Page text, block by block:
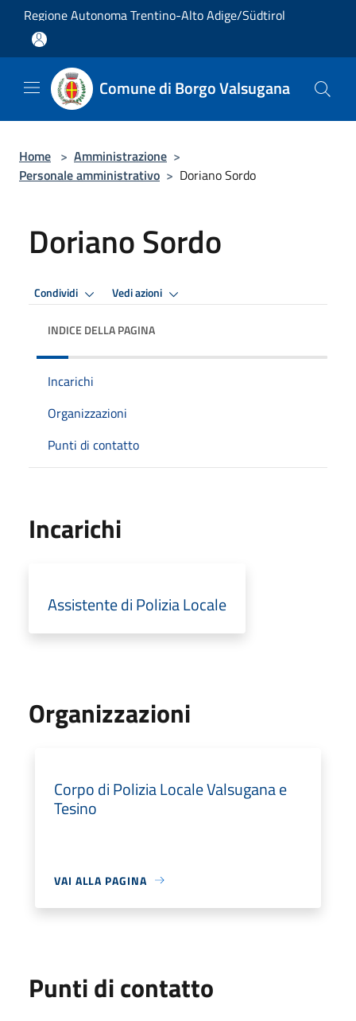
Salta al contenuto principale
Regione Autonoma Trentino-Alto Adige/Südtirol
Comune di Borgo Valsugana
Home > Amministrazione >
Personale amministrativo > Doriano Sordo
Doriano Sordo
Condividi Vedi azioni
INDICE DELLA PAGINA
Incarichi
Organizzazioni
Punti di contatto
Incarichi
Assistente di Polizia Locale
Organizzazioni
Corpo di Polizia Locale Valsugana e
Tesino
VAI ALLA PAGINA
Punti di contatto